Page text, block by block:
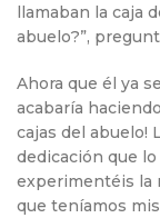
llamaban la caja
abuelo?”,
Ahora que él ya
acabaría
cajas del abuelo!
dedicación que
experimentéis la
que teníamos